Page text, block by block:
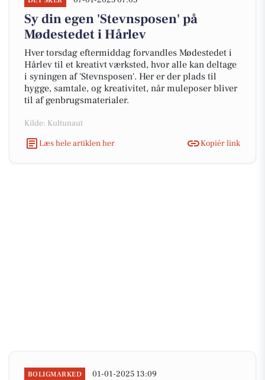
Sy din egen 'Stevnsposen' på
Mødestedet i Hårlev
Hver torsdag eftermiddag forvandles Mødestedet i
Hårlev til et kreativt værksted, hvor alle kan deltage
i syningen af 'Stevnsposen'. Her er der plads til
hygge, samtale, og kreativitet, når muleposer bliver
til af genbrugsmaterialer.
Kilde: Kultunaut
Læs hele artiklen her
Kopiér link
BOLIGMARKED 01-01-2025 13:09